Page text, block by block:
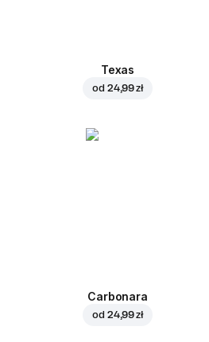
Texas
od 24,99 zł
Carbonara
od 24,99 zł